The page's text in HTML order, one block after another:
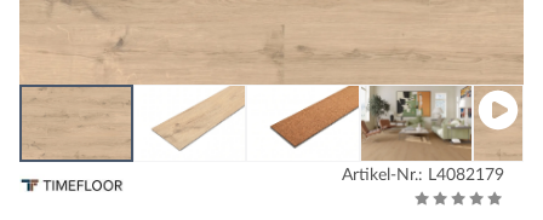
Artikel-Nr.: L4082179